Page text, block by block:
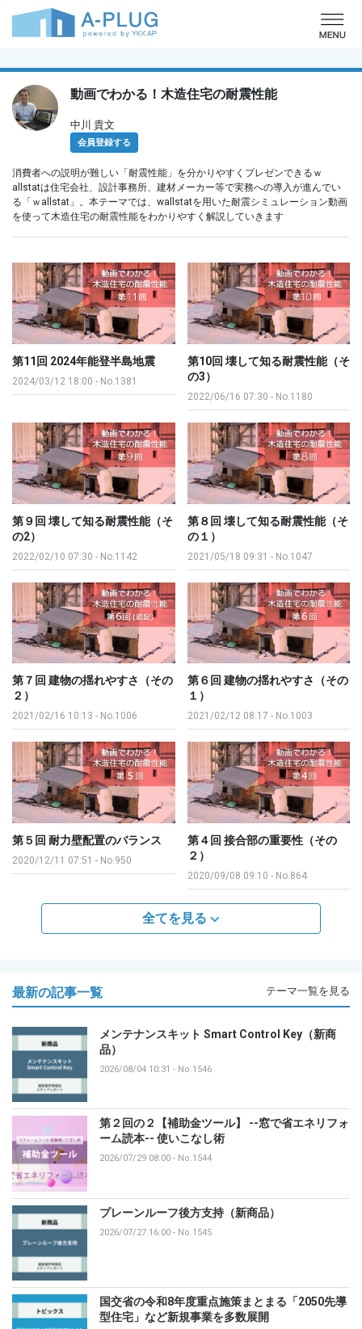
動画でわかる！木造住宅の耐震性能
中川 貴文
会員登録する
消費者への説明が難しい「耐震性能」を分かりやすくプレゼンできるｗ
allstatは住宅会社、設計事務所、建材メーカー等で実務への導入が進んでい
る「ｗallstat」。本テーマでは、wallstatを用いた耐震シミュレーション動画
を使って木造住宅の耐震性能をわかりやすく解説していきます
第11回 2024年能登半島地震
2024/03/12 18:00 - No.1381
第10回 壊して知る耐震性能（そ
の3）
2022/06/16 07:30 - No.1180
第９回 壊して知る耐震性能（そ
の2）
2022/02/10 07:30 - No.1142
第８回 壊して知る耐震性能（そ
の１）
2021/05/18 09:31 - No.1047
第７回 建物の揺れやすさ（その
２）
2021/02/16 10:13 - No.1006
第６回 建物の揺れやすさ（その
１）
2021/02/12 08:17 - No.1003
第５回 耐力壁配置のバランス
2020/12/11 07:51 - No.950
第４回 接合部の重要性（その
２）
2020/09/08 09:10 - No.864
全てを見る
最新の記事一覧 テーマ一覧を見る
メンテナンスキット Smart Control Key（新商
品）
2026/08/04 10:31 - No.1546
第２回の２【補助金ツール】 --窓で省エネリフォ
ーム読本-- 使いこなし術
2026/07/29 08:00 - No.1544
プレーンルーフ後方支持（新商品）
2026/07/27 16:00 - No.1545
国交省の令和8年度重点施策まとまる「2050先導
型住宅」など新規事業を多数展開